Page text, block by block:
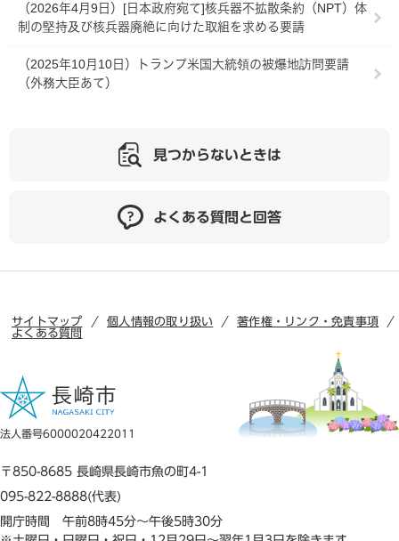
（2026年4月9日）[日本政府宛て]核兵器不拡散条約（NPT）体
制の堅持及び核兵器廃絶に向けた取組を求める要請
（2025年10月10日）トランプ米国大統領の被爆地訪問要請
（外務大臣あて）
見つからないときは
よくある質問と回答
サイトマップ 個人情報の取り扱い
著作権・リンク・免責事項
よくある質問
法人番号6000020422011
〒850-8685 長崎県長崎市魚の町4-1
095-822-8888(代表)
開庁時間 午前8時45分～午後5時30分